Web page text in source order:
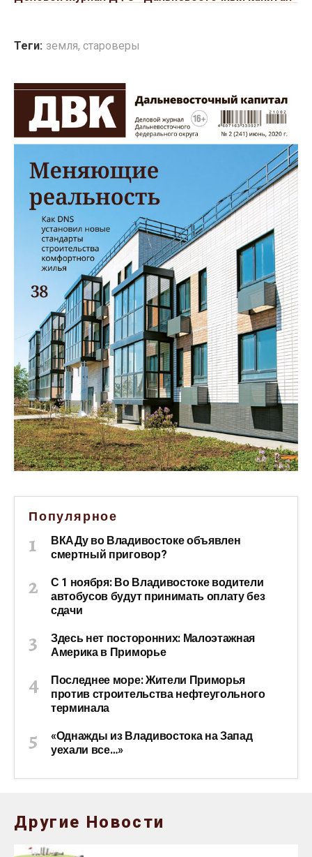
Теги: земля, староверы
Популярное
ВКАДу во Владивостоке объявлен
смертный приговор?
С 1 ноября: Во Владивостоке водители
автобусов будут принимать оплату без
сдачи
Здесь нет посторонних: Малоэтажная
Америка в Приморье
Последнее море: Жители Приморья
против строительства нефтеугольного
терминала
«Однажды из Владивостока на Запад
уехали все…»
Другие Новости